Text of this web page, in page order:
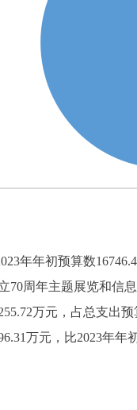
年年初预算数
70周年主题展览和信
万元，占总支出预
万元，比2023年年